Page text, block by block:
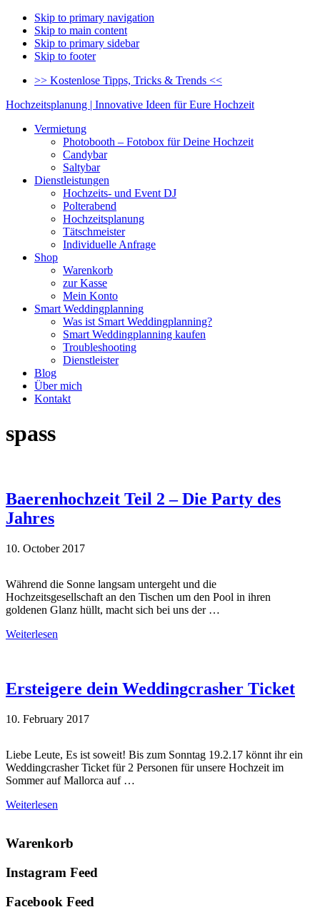
Skip to primary navigation
Skip to main content
Skip to primary sidebar
Skip to footer
>> Kostenlose Tipps, Tricks & Trends <<
Hochzeitsplanung | Innovative Ideen für Eure Hochzeit
Vermietung
Photobooth – Fotobox für Deine Hochzeit
Candybar
Saltybar
Dienstleistungen
Hochzeits- und Event DJ
Polterabend
Hochzeitsplanung
Tätschmeister
Individuelle Anfrage
Shop
Warenkorb
zur Kasse
Mein Konto
Smart Weddingplanning
Was ist Smart Weddingplanning?
Smart Weddingplanning kaufen
Troubleshooting
Dienstleister
Blog
Über mich
Kontakt
spass
Baerenhochzeit Teil 2 – Die Party des
Jahres
10. October 2017
Während die Sonne langsam untergeht und die
Hochzeitsgesellschaft an den Tischen um den Pool in ihren
goldenen Glanz hüllt, macht sich bei uns der …
Weiterlesen
Ersteigere dein Weddingcrasher Ticket
10. February 2017
Liebe Leute, Es ist soweit! Bis zum Sonntag 19.2.17 könnt ihr ein
Weddingcrasher Ticket für 2 Personen für unsere Hochzeit im
Sommer auf Mallorca auf …
Weiterlesen
Primary
Sidebar
Warenkorb
Instagram Feed
Facebook Feed